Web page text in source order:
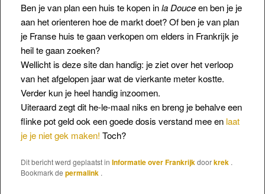
Ben je van plan een huis te kopen inla Douceen ben je je
aan het orienteren hoe de markt doet? Of ben je van plan
je Franse huis te gaan verkopen om elders in Frankrijk je
heil te gaan zoeken?
Wellicht is deze site dan handig: je ziet over het verloop
van het afgelopen jaar wat de vierkante meter kostte.
Verder kun je heel handig inzoomen.
Uiteraard zegt dit he-le-maal niks en breng je behalve een
flinke pot geld ook een goede dosis verstand mee en laat
je je niet gek maken! Toch?
Dit bericht werd geplaatst in Informatie over Frankrijkdoorkrek .
Bookmark de permalink .